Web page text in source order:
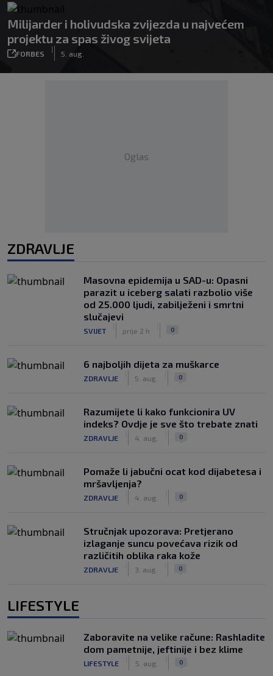
Milijarder i holivudska zvijezda u najvećem
projektu za spas živog svijeta
FORBES
|
5. aug.
Oglas
ZDRAVLJE
Masovna epidemija u SAD-u: Opasni
parazit u iceberg salati razbolio više
od 25.000 ljudi, zabilježeni i smrtni
slučajevi
SVIJET prije 2 h 0
6 najboljih dijeta za muškarce
ZDRAVLJE 5. aug. 0
Razumijete li kako funkcionira UV
indeks? Ovdje je sve što trebate znati
ZDRAVLJE 4. aug. 0
Pomaže li jabučni ocat kod dijabetesa i
mršavljenja?
ZDRAVLJE 4. aug. 0
Stručnjak upozorava: Pretjerano
izlaganje suncu povećava rizik od
različitih oblika raka kože
ZDRAVLJE 3. aug. 0
LIFESTYLE
Zaboravite na velike račune: Rashladite
dom pametnije, jeftinije i bez klime
LIFESTYLE 5. aug. 0